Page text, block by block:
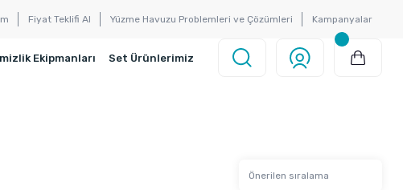
Fiyat Teklifi Al Yüzme Havuzu Problemleri ve Çözümleri Kampanyalar
Ekipmanları Set Ürünlerimiz